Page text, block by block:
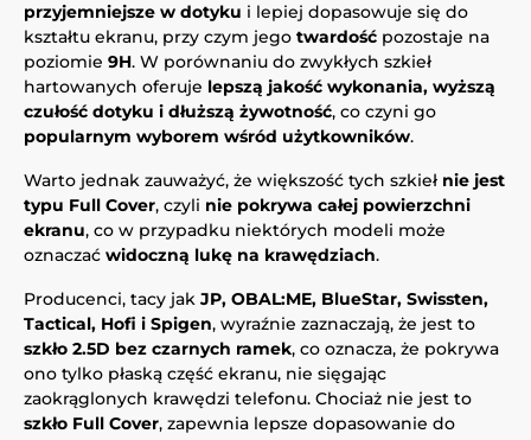
przyjemniejsze w dotyku i lepiej dopasowuje się do
kształtu ekranu, przy czym jego twardość pozostaje na
poziomie 9H. W porównaniu do zwykłych szkieł
hartowanych oferuje lepszą jakość wykonania, wyższą
czułość dotyku i dłuższą żywotność, co czyni go
popularnym wyborem wśród użytkowników.
Warto jednak zauważyć, że większość tych szkieł nie jest
typu Full Cover, czyli nie pokrywa całej powierzchni
ekranu, co w przypadku niektórych modeli może
oznaczać widoczną lukę na krawędziach.
Producenci, tacy jak JP, OBAL:ME, BlueStar, Swissten,
Tactical, Hofi i Spigen, wyraźnie zaznaczają, że jest to
szkło 2.5D bez czarnych ramek, co oznacza, że pokrywa
ono tylko płaską część ekranu, nie sięgając
zaokrąglonych krawędzi telefonu. Chociaż nie jest to
szkło Full Cover, zapewnia lepsze dopasowanie do